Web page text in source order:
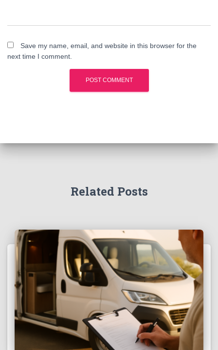
Save my name, email, and website in this browser for the
next time I comment.
Related Posts